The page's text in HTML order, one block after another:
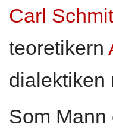
Carl
teoretikern
dialektiken
Som